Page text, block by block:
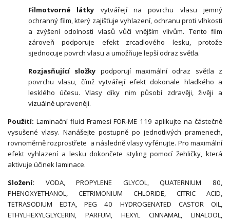
Filmotvorné látky vytvářejí na povrchu vlasu jemný
ochranný film, který zajišťuje vyhlazení, ochranu proti vlhkosti
a zvýšení odolnosti vlasů vůči vnějším vlivům. Tento film
zároveň podporuje efekt zrcadlového lesku, protože
sjednocuje povrch vlasu a umožňuje lepší odraz světla.
Rozjasňující složky podporují maximální odraz světla z
povrchu vlasu, čímž vytvářejí efekt dokonale hladkého a
lesklého účesu. Vlasy díky nim působí zdravěji, živěji a
vizuálně upraveněji.
Použití: Laminační fluid Framesi FOR-ME 119 aplikujte na částečně
vysušené vlasy. Nanášejte postupně po jednotlivých pramenech,
rovnoměrně rozprostřete a následně vlasy vyfénujte. Pro maximální
efekt vyhlazení a lesku dokončete styling pomocí žehličky, která
aktivuje účinek laminace.
Složení: VODA, PROPYLENE GLYCOL, QUATERNIUM 80,
PHENOXYETHANOL, CETRIMONIUM CHLORIDE, CITRIC ACID,
TETRASODIUM EDTA, PEG 40 HYDROGENATED CASTOR OIL,
ETHYLHEXYLGLYCERIN, PARFUM, HEXYL CINNAMAL, LINALOOL,